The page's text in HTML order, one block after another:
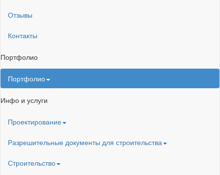
Отзывы
Контакты
Портфолио
Портфолио
Инфо и услуги
Проектирование
Разрешительные документы для строительства
Строительство